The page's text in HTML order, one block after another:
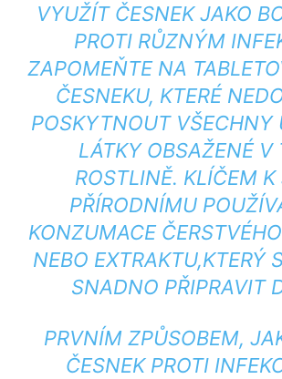
VYUŽÍT ⁣ČESNEK ​JAKO
PROTI RŮZNÝM
ZAPOMEŇTE ⁤NA
ČESNEKU, KTERÉ
POSKYTNOUT VŠECHNY
LÁTKY OBSAŽENÉ V
ROSTLINĚ.⁢ KLÍČEM K
PŘÍRODNÍMU​
KONZUMACE
⁤NEBO EXTRAKTU,KTERÝ⁣
SNADNO PŘIPRAVIT
PRVNÍM ZPŮSOBEM,
ČESNEK‌ PROTI